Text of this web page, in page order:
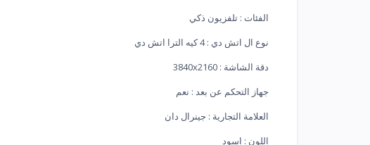
الفئات : تلفزيون ذكي
نوع ال اتش دي : 4 كيه الترا اتش دي
دقة الشاشة : 3840x2160
جهاز التحكم عن بعد : نعم
العلامة التجارية : جينرال دان
اللون : اسود